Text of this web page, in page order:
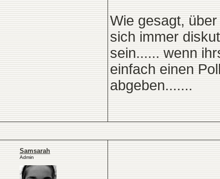
Wie gesagt,
sich immer
sein...... wenn
einfach einen
abgeben.......
Samsarah
Admin